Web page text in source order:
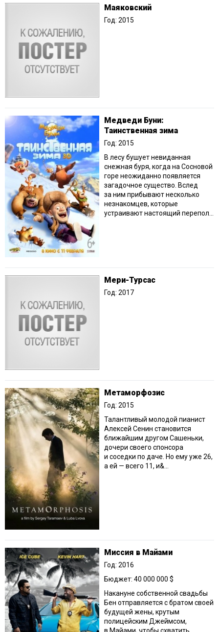
Маяковский
Год: 2015
Медведи Буни:
Таинственная зима
Год: 2015
В лесу бушует невиданная
снежная буря, когда на Сосновой
горе неожиданно появляется
загадочное существо. Вслед
за ним прибывают несколько
незнакомцев, которые
устраивают настоящий перепол...
Мери-Турсас
Год: 2017
Метаморфозис
Год: 2015
Талантливый молодой пианист
Алексей Сенин становится
ближайшим другом Сашеньки,
дочери своего спонсора
и соседки по даче. Но ему уже 26,
а ей — всего 11, и&...
Миссия в Майами
Год: 2016
Бюджет: 40 000 000 $
Накануне собственной свадьбы
Бен отправляется с братом своей
будущей жены, крутым
полицейским Джеймсом,